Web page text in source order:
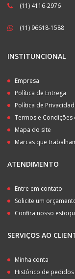
(11) 4116-2976
(11) 96618-1588
INSTITUNCIONAL
Empresa
Política de Entrega
Política de
Termos e Condições
Mapa do site
Marcas que
ATENDIMENTO
Entre em contato
Solicite um
Confira nosso
SERVIÇOS AO
Minha conta
Histórico de pedidos